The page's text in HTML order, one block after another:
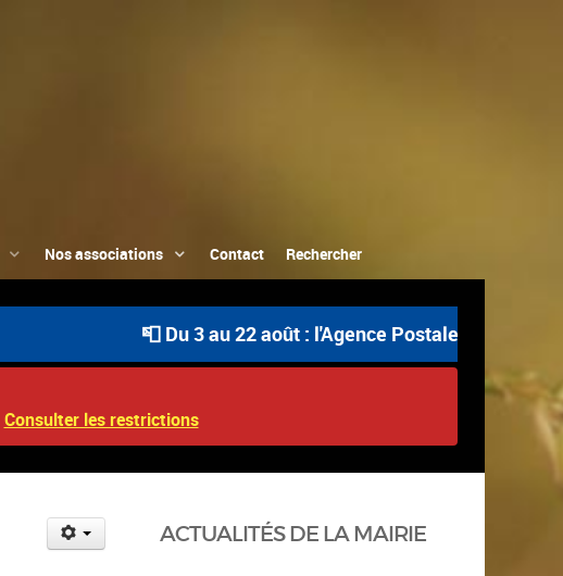
Nos associations Contact Rechercher
📮 Du 3 au 22 août : l'Agence Postale Communale
Consulter les restrictions
ACTUALITÉS DE LA MAIRIE